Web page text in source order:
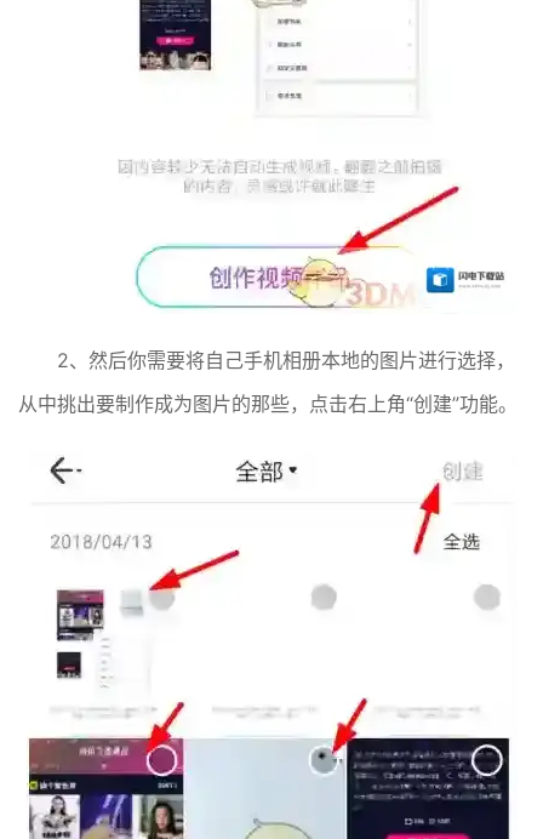
2、然后你需要将自己手机相册本地的图片进行选择，
从中挑出要制作成为图片的那些，点击右上角“创建”功能。